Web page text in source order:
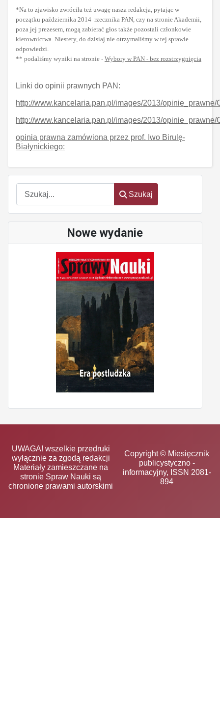
Szukaj
Szukaj
Nowe wydanie
*Na to zjawisko zwróciła też uwagę nasza redakcja, pytając w
początku października 2014 rzecznika PAN, czy na stronie Akademii,
poza jej prezesem, mogą zabierać głos także pozostali członkowie
kierownictwa. Niestety, do dzisiaj nie otrzymaliśmy w tej sprawie
odpowiedzi.
** podaliśmy wyniki na stronie - Wybory w PAN - bez rozstrzygnięcia
Linki do opinii prawnych PAN:
http://www.kancelaria.pan.pl/images/2013/
http://www.kancelaria.pan.pl/images/2013/
opinia prawna zamówiona przez prof. Iwo Birulę-
Białynickiego:
UWAGA! wszelkie przedruki
wyłącznie za zgodą redakcji
Materiały zamieszczane na
stronie Spraw Nauki są
chronione prawami autorskimi
Copyright © Miesięcznik
publicystyczno -
informacyjny, ISSN 2081-
894